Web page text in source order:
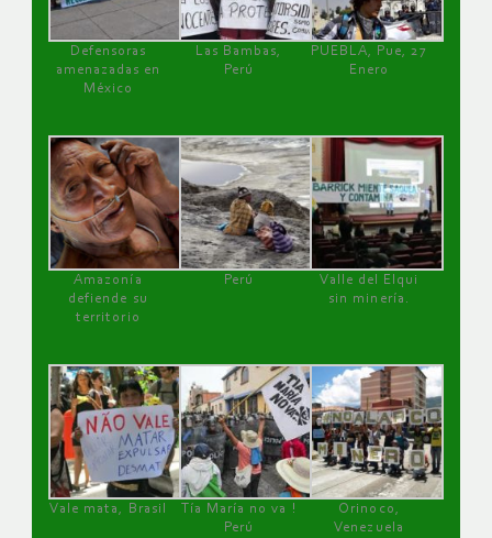
Defensoras
amenazadas en
México
Las Bambas,
Perú
PUEBLA, Pue, 27
Enero
Amazonía
defiende su
territorio
Perú
Valle del Elqui
sin minería.
Vale mata, Brasil
Tía María no va !
Perú
Orinoco,
Venezuela